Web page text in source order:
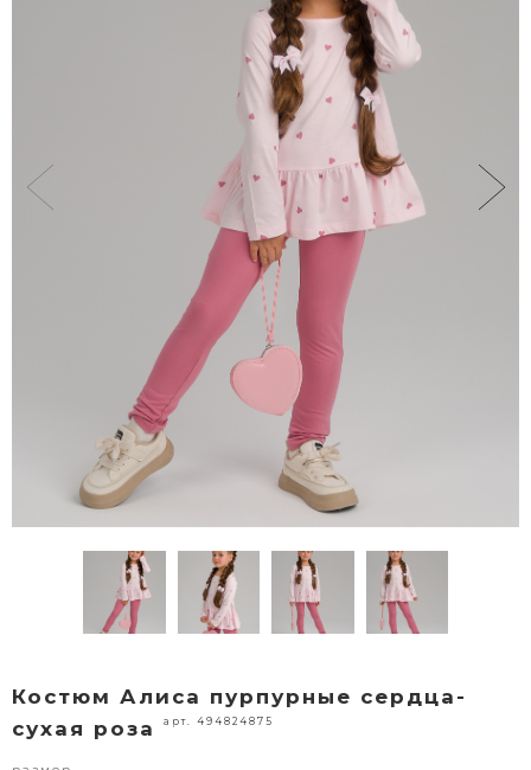
Костюм Алиса пурпурные сердца-
сухая роза
арт. 494824875